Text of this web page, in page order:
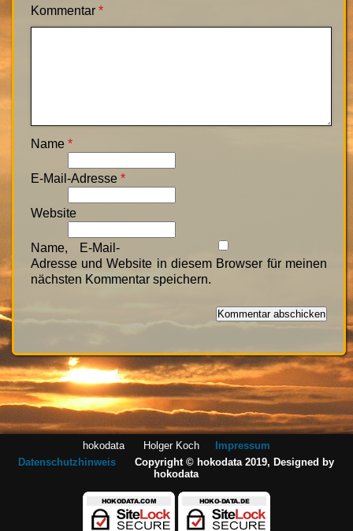
Kommentar *
Name *
E-Mail-Adresse *
Website
Name, E-Mail-
Adresse und Website in diesem Browser für meinen
nächsten Kommentar speichern.
hokodata Holger Koch Impressum
Datenschutzhinweis
Copyright © hokodata 2019, Designed by
hokodata